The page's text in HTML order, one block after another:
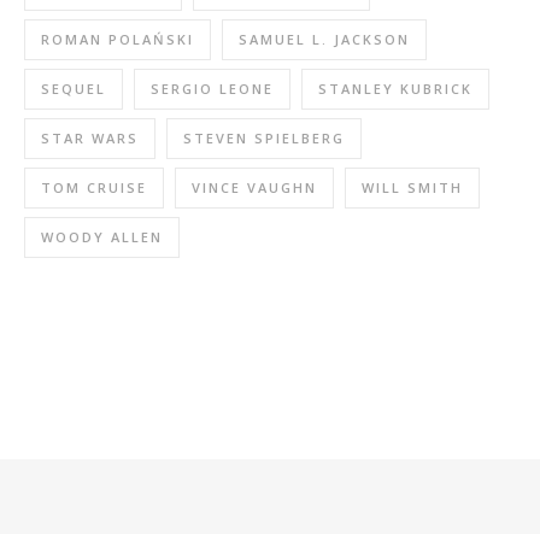
ROMAN POLAŃSKI SAMUEL L. JACKSON
SEQUEL SERGIO LEONE STANLEY KUBRICK
STAR WARS STEVEN SPIELBERG
TOM CRUISE VINCE VAUGHN WILL SMITH
WOODY ALLEN